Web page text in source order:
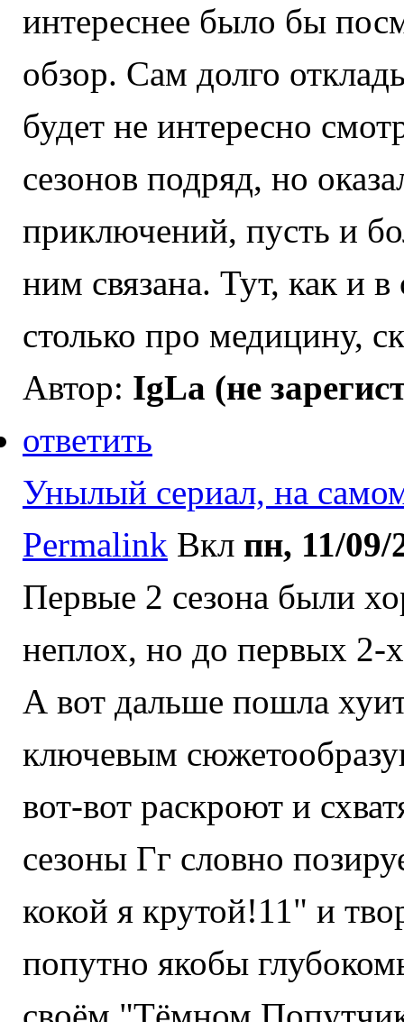
интереснее было бы
обзор. Сам долго
будет не интересно
сезонов подряд, но
приключений, пусть и
ним связана. Тут, как и
столько про медицину,
Автор: IgLa (не
ответить
Унылый сериал, на
Permalink Вкл пн, 11/09/
Первые 2 сезона были
неплох, но до первых 2-
А вот дальше пошла
ключевым
вот-вот раскроют и
сезоны Гг словно
кокой я крутой!11" и
попутно якобы